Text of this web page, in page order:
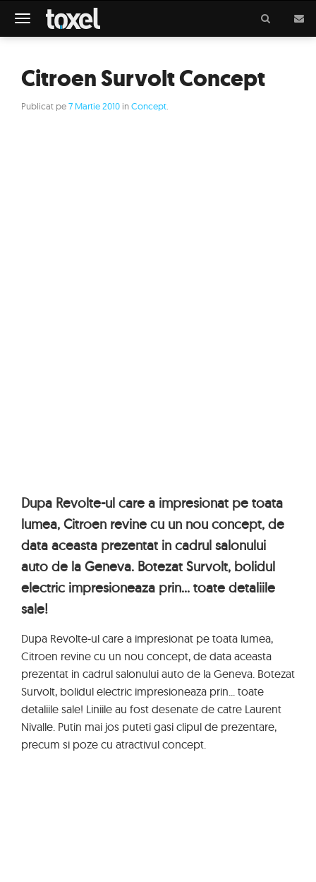
Meniu
Citroen Survolt Concept
Publicat pe7 Martie 2010 inConcept
Dupa Revolte-ul care a impresionat pe toata
lumea, Citroen revine cu un nou concept, de
data aceasta prezentat in cadrul salonului
auto de la Geneva. Botezat Survolt, bolidul
electric impresioneaza prin... toate detaliile
sale!
Dupa Revolte-ul care a impresionat pe toata lumea,
Citroen revine cu un nou concept, de data aceasta
prezentat in cadrul salonului auto de la Geneva. Botezat
Survolt, bolidul electric impresioneaza prin... toate
detaliile sale! Liniile au fost desenate de catre Laurent
Nivalle. Putin mai jos puteti gasi clipul de prezentare,
precum si poze cu atractivul concept.